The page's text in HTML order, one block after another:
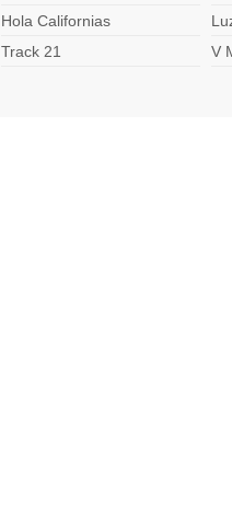
Hola Californias
Track 21
V